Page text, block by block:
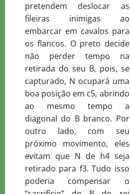
pretendem deslocar as
fileiras inimigas ao
embarcar em cavalos para
os flancos. O preto decide
não perder tempo na
retirada do seu B, pois, se
capturado, N ocupará uma
boa posição em c5, abrindo
ao mesmo tempo a
diagonal do B branco. Por
outro lado, com seu
próximo movimento, eles
evitam que N de h4 seja
retirado para f3. Tudo isso
poderia compensar o